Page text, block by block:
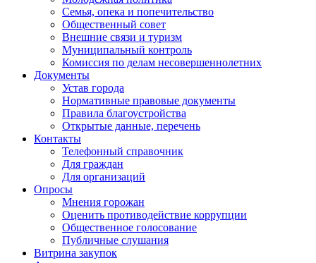
Семья, опека и попечительство
Общественный совет
Внешние связи и туризм
Муниципальный контроль
Комиссия по делам несовершеннолетних
Документы
Устав города
Нормативные правовые документы
Правила благоустройства
Открытые данные, перечень
Контакты
Телефонный справочник
Для граждан
Для организаций
Опросы
Мнения горожан
Оценить противодействие коррупции
Общественное голосование
Публичные слушания
Витрина закупок